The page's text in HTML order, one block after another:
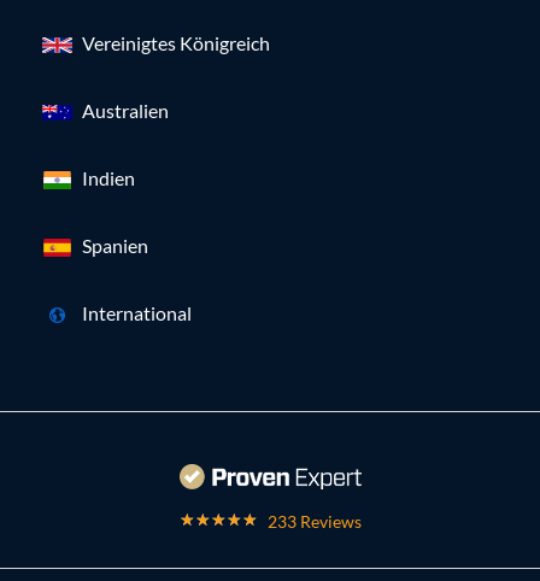
Vereinigtes Königreich
Australien
Indien
Spanien
International
233 Reviews